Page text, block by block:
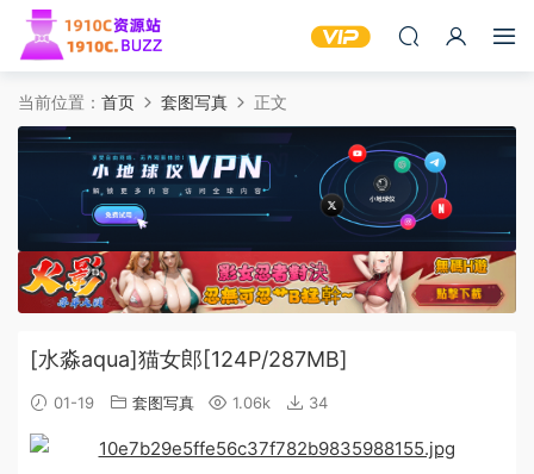
当前位置： 首页 套图写真 正文
[水淼aqua]猫女郎[124P/287MB]
01-19 套图写真 1.06k 34